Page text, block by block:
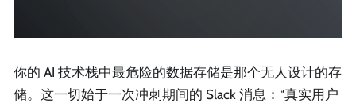
你的 AI 技术栈中最危险的数据存储是那个无人设计的存
储。这一切始于一次冲刺期间的 Slack 消息：“真实用户